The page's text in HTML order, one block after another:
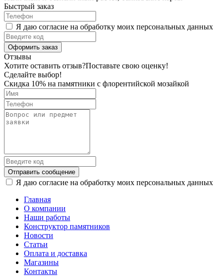
Быстрый заказ
Я даю согласие на обработку моих персональных данных
Оформить заказ
Отзывы
Хотите оставить отзыв?Поставьте свою оценку!
Сделайте выбор!
Скидка 10% на памятники с флорентийской мозайкой
Отправить сообщение
Я даю согласие на обработку моих персональных данных
Главная
О компании
Наши работы
Конструктор памятников
Новости
Статьи
Оплата и доставка
Магазины
Контакты